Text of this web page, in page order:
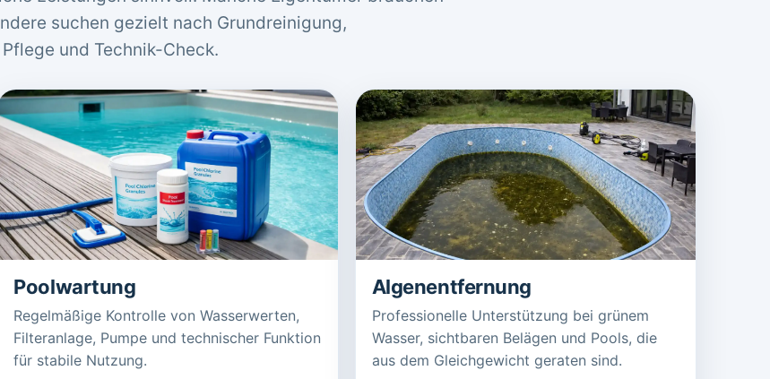
suchen gezielt nach Grundreinigung,
und Technik-Check.
Poolwartung
Regelmäßige Kontrolle von Wasserwerten,
Filteranlage, Pumpe und technischer Funktion
für stabile Nutzung.
Algenentfernung
Professionelle Unterstützung bei grünem
Wasser, sichtbaren Belägen und Pools, die
aus dem Gleichgewicht geraten sind.